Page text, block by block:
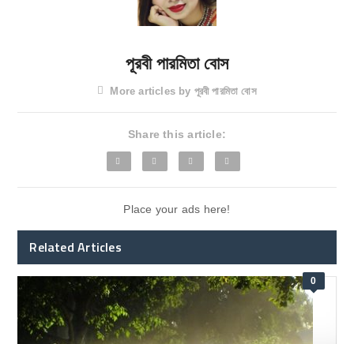
পূরবী পারমিতা বোস
More articles by পূরবী পারমিতা বোস
Share this article:
Place your ads here!
Related Articles
0